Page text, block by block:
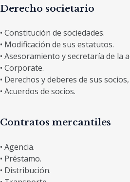
Derecho societario
• Constitución de sociedades.
• Modificación de sus estatutos.
• Asesoramiento y secretaría de la
• Corporate.
• Derechos y deberes de sus
• Acuerdos de socios.
Contratos mercantiles
• Agencia.
• Préstamo.
• Distribución.